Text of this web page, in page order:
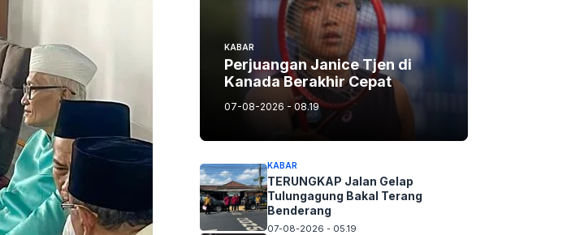
KABAR
Perjuangan Janice Tjen di
Kanada Berakhir Cepat
07-08-2026 - 08.19
KABAR
TERUNGKAP Jalan Gelap
Tulungagung Bakal Terang
Benderang
07-08-2026 - 05.19